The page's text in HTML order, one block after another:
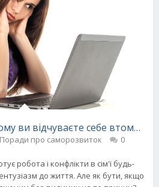
ви відчуваєте себе
Поради про саморозвиток 0
робота і конфлікти в сім'ї будь-
до життя. Але як бути, якщо